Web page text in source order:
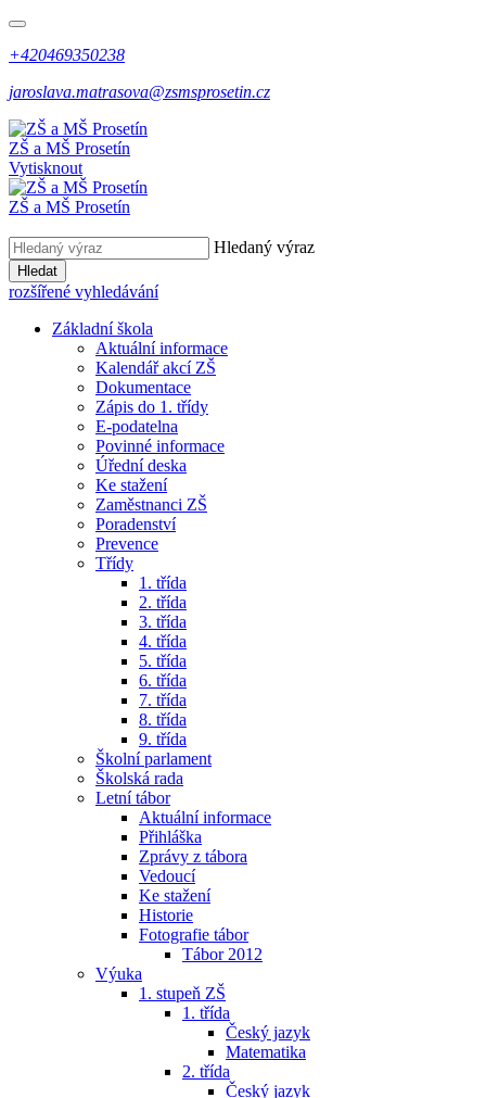
+420469350238
jaroslava.matrasova@zsmsprosetin.cz
ZŠ a MŠ Prosetín
Vytisknout
ZŠ a MŠ Prosetín
Hledaný výraz
Hledat
rozšířené vyhledávání
Základní škola
Aktuální informace
Kalendář akcí ZŠ
Dokumentace
Zápis do 1. třídy
E-podatelna
Povinné informace
Úřední deska
Ke stažení
Zaměstnanci ZŠ
Poradenství
Prevence
Třídy
1. třída
2. třída
3. třída
4. třída
5. třída
6. třída
7. třída
8. třída
9. třída
Školní parlament
Školská rada
Letní tábor
Aktuální informace
Přihláška
Zprávy z tábora
Vedoucí
Ke stažení
Historie
Fotografie tábor
Tábor 2012
Výuka
1. stupeň ZŠ
1. třída
Český jazyk
Matematika
2. třída
Český jazyk